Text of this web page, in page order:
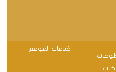
خدمات الموقع